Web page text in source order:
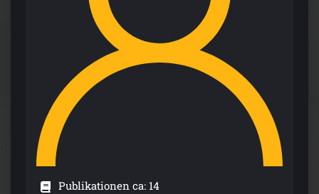
Publikationen ca: 14